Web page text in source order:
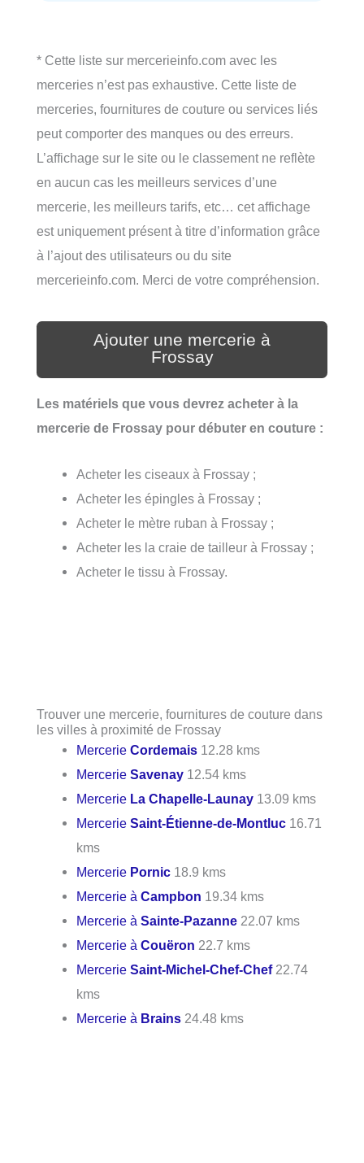
* Cette liste sur mercerieinfo.com avec les
merceries n’est pas exhaustive. Cette liste de
merceries, fournitures de couture ou services liés
peut comporter des manques ou des erreurs.
L’affichage sur le site ou le classement ne reflète
en aucun cas les meilleurs services d’une
mercerie, les meilleurs tarifs, etc… cet affichage
est uniquement présent à titre d’information grâce
à l’ajout des utilisateurs ou du site
mercerieinfo.com. Merci de votre compréhension.
Ajouter une mercerie à
Frossay
Les matériels que vous devrez acheter à la
mercerie de Frossay pour débuter en couture :
Acheter les ciseaux à Frossay ;
Acheter les épingles à Frossay ;
Acheter le mètre ruban à Frossay ;
Acheter les la craie de tailleur à Frossay ;
Acheter le tissu à Frossay.
Trouver une mercerie, fournitures de couture dans
les villes à proximité de Frossay
MercerieCordemais 12.28 kms
MercerieSavenay 12.54 kms
Mercerie La Chapelle-Launay 13.09 kms
MercerieSaint-Étienne-de-Montluc 16.71
kms
Mercerie Pornic 18.9 kms
Mercerie àCampbon 19.34 kms
Mercerie àSainte-Pazanne 22.07 kms
Mercerie àCouëron 22.7 kms
MercerieSaint-Michel-Chef-Chef22.74
kms
Mercerie à Brains 24.48 kms